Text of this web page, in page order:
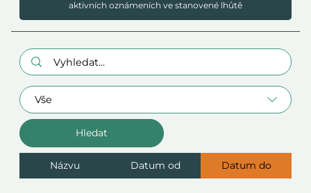
aktivních oznámeních ve stanovené lhůtě
Hledaný výraz:
Oblast
Názvu Datum od Datum do